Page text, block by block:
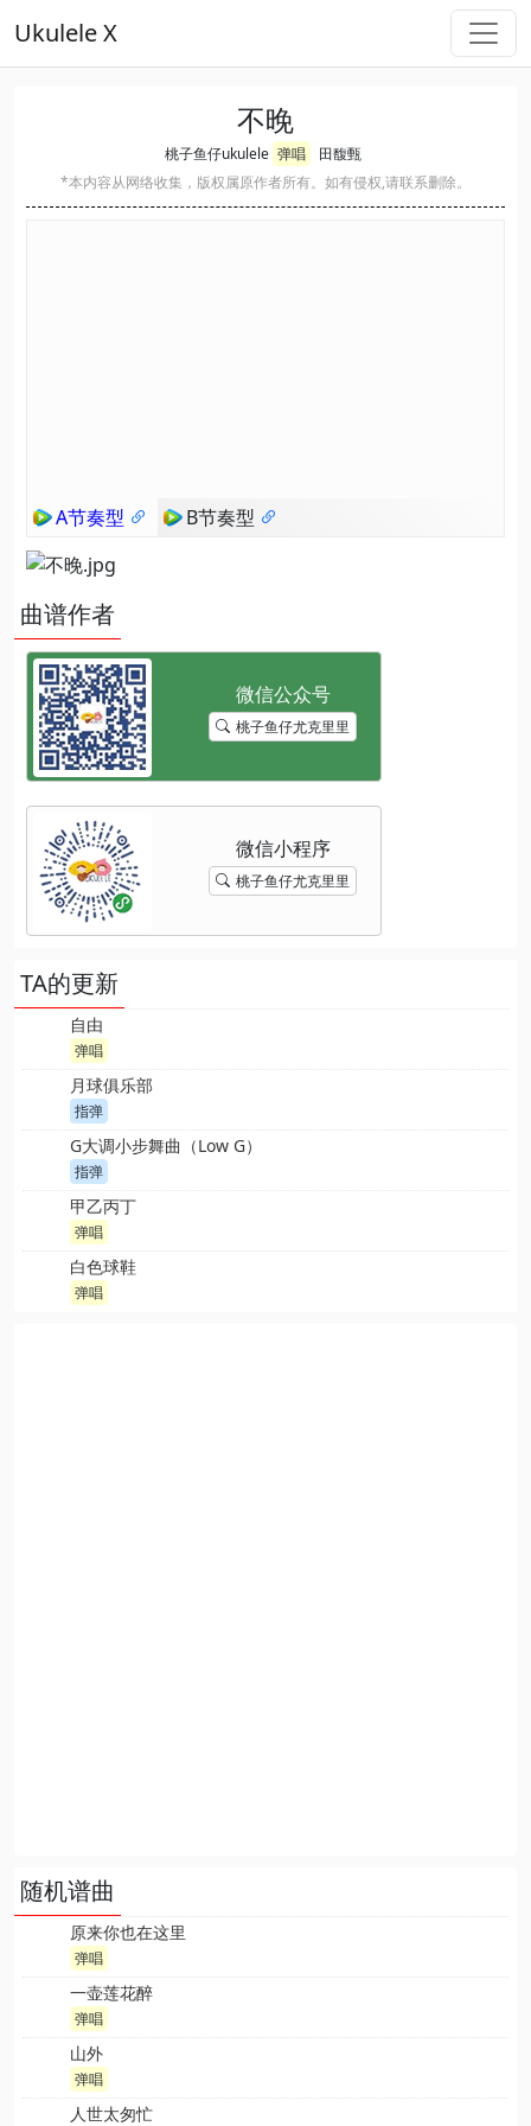
Ukulele X
不晚
桃子鱼仔ukulele 弹唱
田馥甄
*本内容从网络收集，版权属原作者所有。如有侵权,请联系删除。
A节奏型 B节奏型
曲谱作者
桃子鱼仔尤克里里
桃子鱼仔尤克里里
TA的更新
自由
弹唱
月球俱乐部
指弹
G大调小步舞曲（Low G）
指弹
甲乙丙丁
弹唱
白色球鞋
弹唱
随机谱曲
原来你也在这里
弹唱
一壶莲花醉
弹唱
山外
弹唱
人世太匆忙